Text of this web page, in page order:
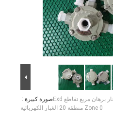
صورة كبيرة :الألومنيوم Atex انفجار برهان مربع تقاطع Exd
Zone 0 منطقة 20 الغبار الكهربائية